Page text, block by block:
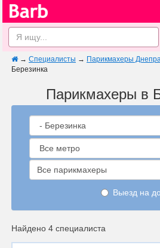
→ Специалисты → Парикмахеры
Березинка
Парикмахеры в
Все парикмахеры
Выезд на
Найдено 4 специалиста